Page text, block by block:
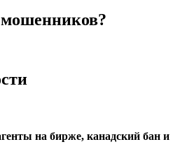
на бирже, канадский бан и